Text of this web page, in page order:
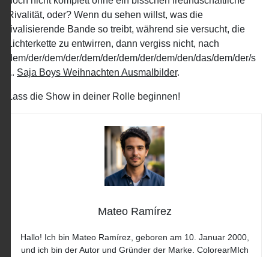
Rivalität, oder? Wenn du sehen willst, was die
rivalisierende Bande so treibt, während sie versucht, die
Lichterkette zu entwirren, dann vergiss nicht, nach
dem/der/dem/der/dem/der/dem/der/dem/den/das/dem/der/s
... Saja Boys Weihnachten Ausmalbilder.
Lass die Show in deiner Rolle beginnen!
Mateo Ramírez
Hallo! Ich bin Mateo Ramírez, geboren am 10. Januar 2000,
und ich bin der Autor und Gründer der Marke. ColorearMIch